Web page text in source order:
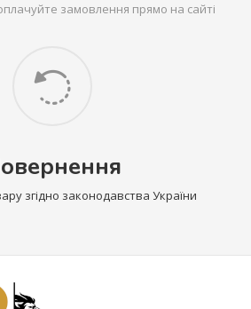
замовлення прямо на сайті
згідно законодавства України